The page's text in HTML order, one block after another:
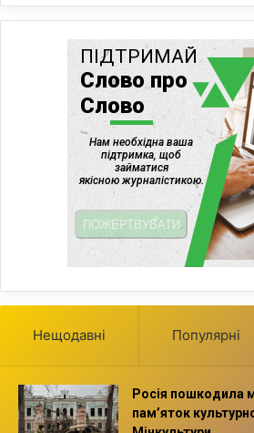
Нещодавні Популярні
Росія пошкодила
пам’яток